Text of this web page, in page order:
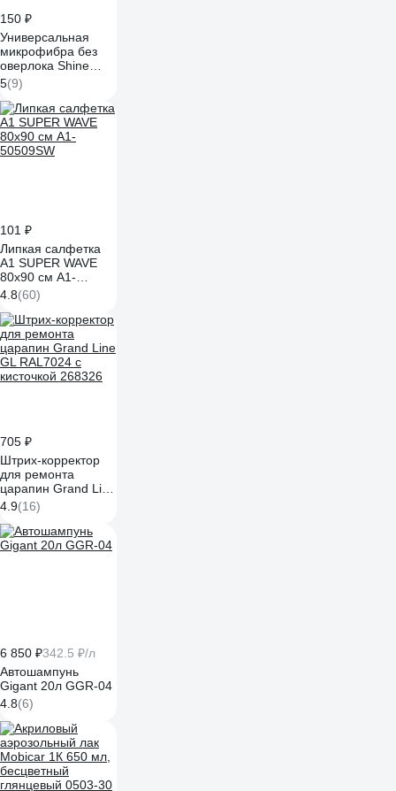
150 ₽
Универсальная
микрофибра без
оверлока Shine
systems edgeless
40x40 см, 400 г/м2,
цвет серый SS446
5(9)
101 ₽
Липкая салфетка
А1 SUPER WAVE
80x90 см А1-
50509SW
4.8(60)
705 ₽
Штрих-корректор
для ремонта
царапин Grand Line
GL RAL7024 с
кисточкой 268326
4.9(16)
6 850 ₽342.5 ₽/л
Автошампунь
Gigant 20л GGR-04
4.8(6)